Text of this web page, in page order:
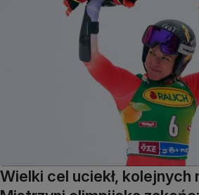
Wielki cel uciekł, kolejnych